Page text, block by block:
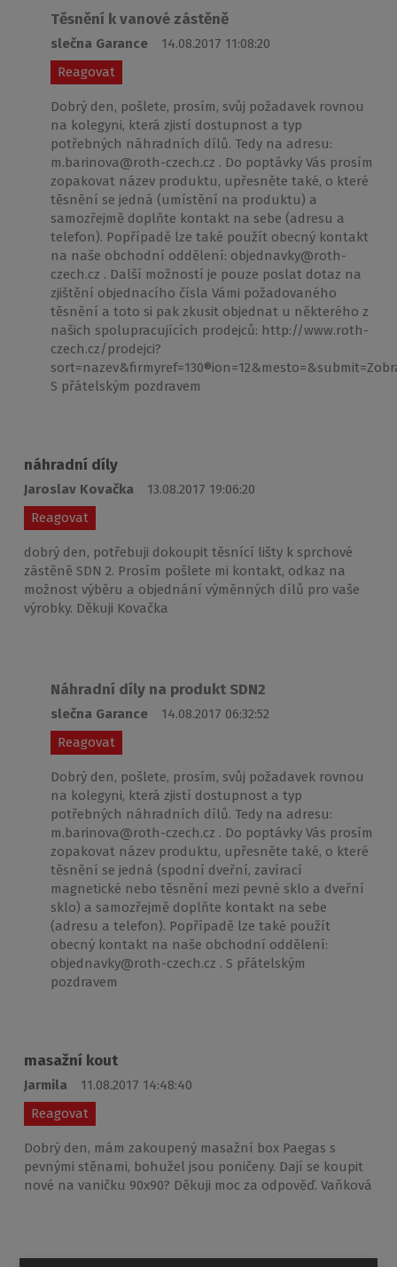
Těsnění k vanové zástěně
slečna Garance
14.08.2017 11:08:20
Reagovat
Dobrý den, pošlete, prosím, svůj požadavek rovnou
na kolegyni, která zjistí dostupnost a typ
potřebných náhradních dílů. Tedy na adresu:
m.barinova@roth-czech.cz . Do poptávky Vás prosím
zopakovat název produktu, upřesněte také, o které
těsnění se jedná (umístění na produktu) a
samozřejmě doplňte kontakt na sebe (adresu a
telefon). Popřípadě lze také použít obecný kontakt
na naše obchodní oddělení: objednavky@roth-
czech.cz . Další možností je pouze poslat dotaz na
zjištění objednacího čísla Vámi požadovaného
těsnění a toto si pak zkusit objednat u některého z
našich spolupracujících prodejců: http://www.roth-
czech.cz/prodejci?
S přátelským pozdravem
náhradní díly
Jaroslav Kovačka
13.08.2017 19:06:20
Reagovat
dobrý den, potřebuji dokoupit těsnící lišty k sprchové
zástěně SDN 2. Prosím pošlete mi kontakt, odkaz na
možnost výběru a objednání výměnných dílů pro vaše
výrobky. Děkuji Kovačka
Náhradní díly na produkt SDN2
slečna Garance
14.08.2017 06:32:52
Reagovat
Dobrý den, pošlete, prosím, svůj požadavek rovnou
na kolegyni, která zjistí dostupnost a typ
potřebných náhradních dílů. Tedy na adresu:
m.barinova@roth-czech.cz . Do poptávky Vás prosím
zopakovat název produktu, upřesněte také, o které
těsnění se jedná (spodní dveřní, zavírací
magnetické nebo těsnění mezi pevné sklo a dveřní
sklo) a samozřejmě doplňte kontakt na sebe
(adresu a telefon). Popřípadě lze také použít
obecný kontakt na naše obchodní oddělení:
objednavky@roth-czech.cz . S přátelským
pozdravem
masažní kout
Jarmila
11.08.2017 14:48:40
Reagovat
Dobrý den, mám zakoupený masažní box Paegas s
pevnými stěnami, bohužel jsou poničeny. Dají se koupit
nové na vaničku 90x90? Děkuji moc za odpověď. Vaňková